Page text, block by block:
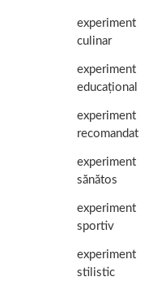
B
n
experiment
culinar
experiment
educațional
experiment
recomandat
experiment
sănătos
experiment
sportiv
experiment
stilistic